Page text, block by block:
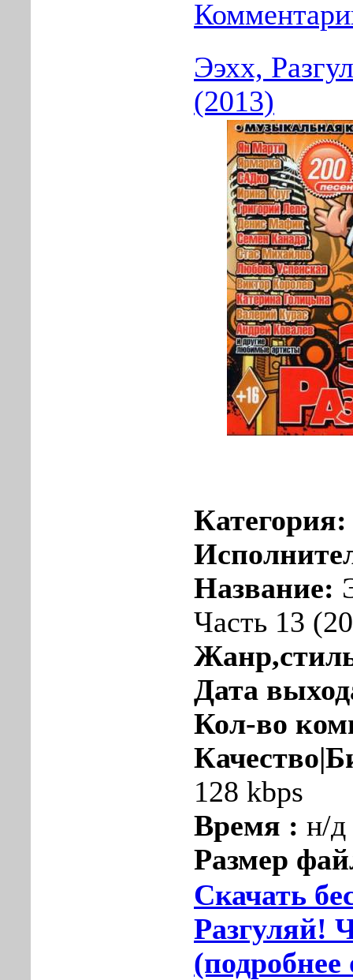
Ээхх,
(2013)
Название:
Часть 13
Дата
Кол-во
128 kbps
Время : н/д
Размер
Скачать
Разгуляй!
(подробнее